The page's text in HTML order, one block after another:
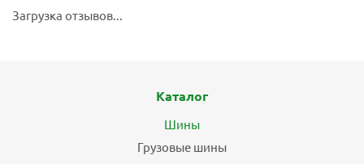
Загрузка отзывов...
Каталог
Шины
Грузовые шины